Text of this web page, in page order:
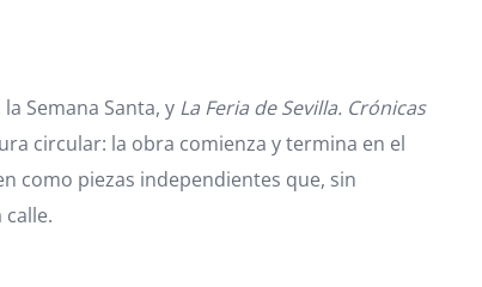
Semana Santa, y La Feria de Sevilla. Crónicas
circular: la obra comienza y termina en el
como piezas independientes que, sin